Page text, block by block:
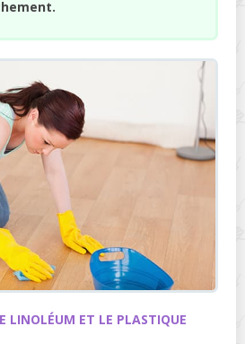
LINOLÉUM ET LE PLASTIQUE